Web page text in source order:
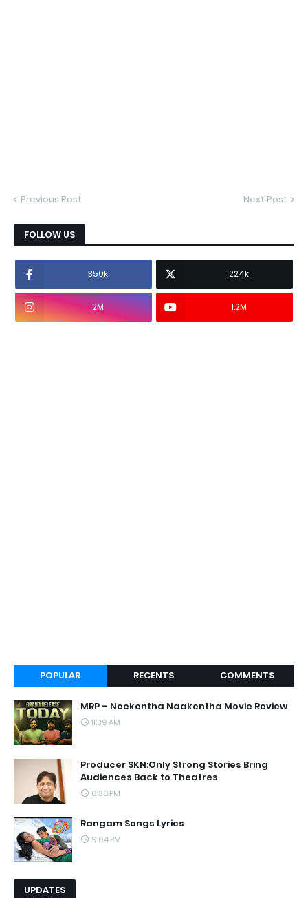
Previous Post Next Post
FOLLOW US
350k 224k
2M 1.2M
POPULAR RECENTS COMMENTS
MRP – Neekentha Naakentha Movie Review
11:39 AM
Producer SKN:Only Strong Stories Bring
Audiences Back to Theatres
6:38 PM
Rangam Songs Lyrics
9:04 PM
UPDATES